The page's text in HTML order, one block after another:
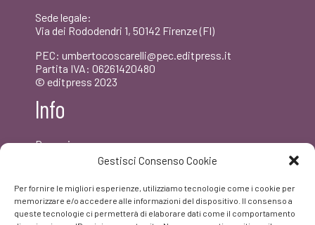
Gestisci Consenso Cookie
Per fornire le migliori esperienze, utilizziamo tecnologie come i cookie per
memorizzare e/o accedere alle informazioni del dispositivo. Il consenso a
queste tecnologie ci permetterà di elaborare dati come il comportamento
Sede legale:
Via dei Rododendri 1, 50142 Firenze (FI)
PEC: umbertocoscarelli@pec.editpress.it
Partita IVA: 06261420480
© editpress 2023
Info
Dove siamo
Privacy policy
FAQ